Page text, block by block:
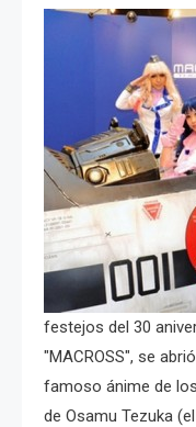
festejos del 30
"MACROSS", se
famoso ánime de
de Osamu Tezuka